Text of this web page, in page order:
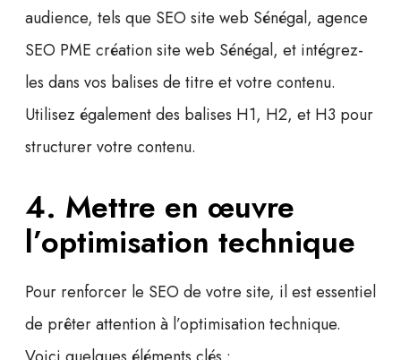
audience, tels que SEO site web Sénégal, agence
SEO PME création site web Sénégal, et intégrez-
les dans vos balises de titre et votre contenu.
Utilisez également des balises H1, H2, et H3 pour
structurer votre contenu.
4. Mettre en œuvre
l’optimisation technique
Pour renforcer le SEO de votre site, il est essentiel
de prêter attention à l’optimisation technique.